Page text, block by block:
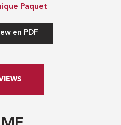
Paquet
en PDF